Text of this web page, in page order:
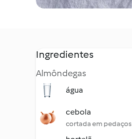
Ingredientes
Almôndegas
água
cebola
cortada em pedaços